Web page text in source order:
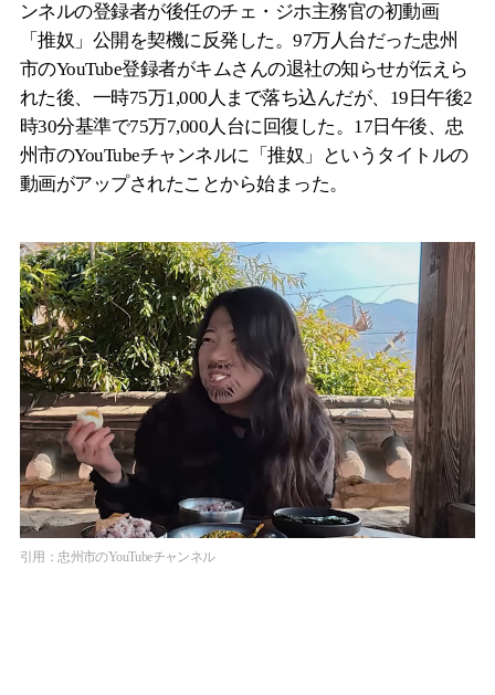
ンネルの登録者が後任のチェ・ジホ主務官の初動画
「推奴」公開を契機に反発した。97万人台だった忠州
市のYouTube登録者がキムさんの退社の知らせが伝えら
れた後、一時75万1,000人まで落ち込んだが、19日午後2
時30分基準で75万7,000人台に回復した。17日午後、忠
州市のYouTubeチャンネルに「推奴」というタイトルの
動画がアップされたことから始まった。
引用：忠州市のYouTubeチャンネル